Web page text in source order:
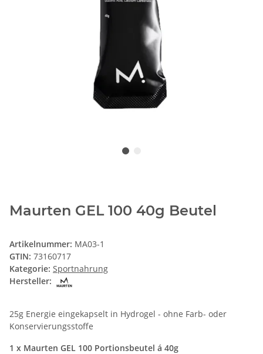
Maurten GEL 100 40g Beutel
Artikelnummer: MA03-1
GTIN: 73160717
Kategorie: Sportnahrung
Hersteller:
25g Energie eingekapselt in Hydrogel - ohne Farb- oder
Konservierungsstoffe
1 x Maurten GEL 100 Portionsbeutel á 40g